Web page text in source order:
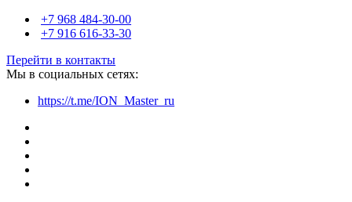
+7 968 484-30-00
+7 916 616-33-30
Перейти в контакты
Мы в социальных сетях:
https://t.me/ION_Master_ru